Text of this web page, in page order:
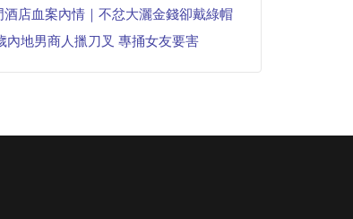
酒店血案內情｜不忿大灑金錢卻戴綠帽
內地男商人擸刀叉 專捅女友要害